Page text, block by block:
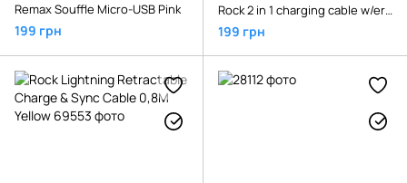
Remax Souffle Micro-USB Pink
199 грн
Rock 2 in 1 charging cable w/ersion B/USBA TO lightning+micro/ 1,2M Rose Gold
199 грн